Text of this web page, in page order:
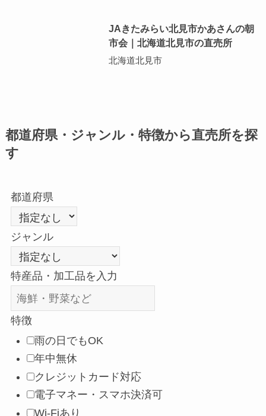
JAきたみらい北見市かあさんの朝
市会｜北海道北見市の直売所
北海道北見市
都道府県・ジャンル・特徴から直売所を探
す
都道府県
ジャンル
特産品・加工品を入力
特徴
雨の日でもOK
年中無休
クレジットカード対応
電子マネー・スマホ決済可
Wi-Fiあり